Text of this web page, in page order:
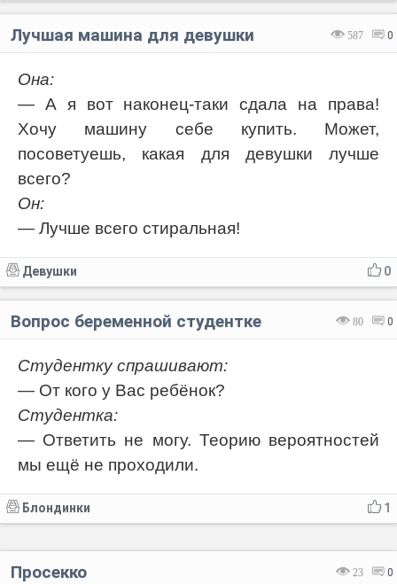
587 0
Лучшая машина для девушки
Она:
— А я вот наконец-таки сдала на права!
Хочу машину себе купить. Может,
посоветуешь, какая для девушки лучше
всего?
Он:
— Лучше всего стиральная!
0
Девушки
80 0
Вопрос беременной студентке
Студентку спрашивают:
— От кого у Вас ребёнок?
Студентка:
— Ответить не могу. Теорию вероятностей
мы ещё не проходили.
1
Блондинки
23 0
Просекко